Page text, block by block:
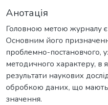
Анотація
Головною метою журналу
Основним його
проблемно-постановчого,
методичного характеру, в
результати наукових
обробкою даних, що мають
значення.